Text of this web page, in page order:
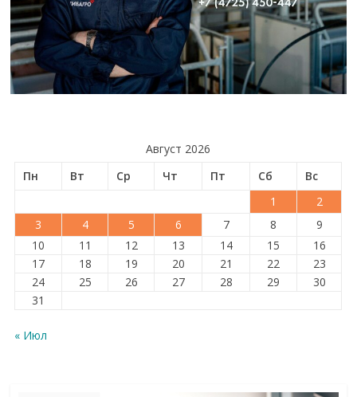
Август 2026
Пн
Вт Ср Чт Пт Сб
Вс
1
2
3
4 5 6 7 8
9
10
11 12 13 14 15
16
17
18 19 20 21 22
23
24
25 26 27 28 29
30
31
« Июл